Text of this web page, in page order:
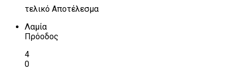
τελικό Αποτέλεσμα
Λαμία
Πρόοδος
4
0